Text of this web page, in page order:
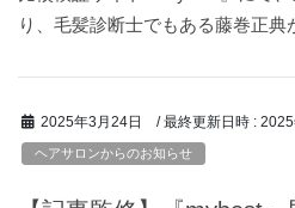
り、毛髪診断士でもある藤巻正
2025年3月24日 / 最終更新日時 :
ヘアサロンからのお知らせ